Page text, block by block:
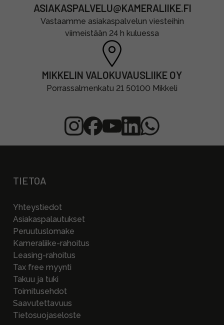
ASIAKASPALVELU@KAMERALIIKE.FI
Vastaamme asiakaspalvelun viesteihin
viimeistään 24 h kuluessa
MIKKELIN VALOKUVAUSLIIKE OY
Porrassalmenkatu 21 50100 Mikkeli
TIETOA
Yhteystiedot
Asiakaspalautukset
Peruutuslomake
Kameraliike-rahoitus
Leasing-rahoitus
Tax free myynti
Takuu ja tuki
Toimitusehdot
Saavutettavuus
Tietosuojaseloste